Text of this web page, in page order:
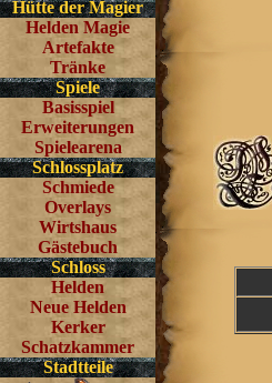
Hütte der Magier
Helden Magie
Artefakte
Tränke
Spiele
Basisspiel
Erweiterungen
Spielearena
Schlossplatz
Schmiede
Overlays
Wirtshaus
Gästebuch
Schloss
Helden
Neue Helden
Kerker
Schatzkammer
Stadtteile